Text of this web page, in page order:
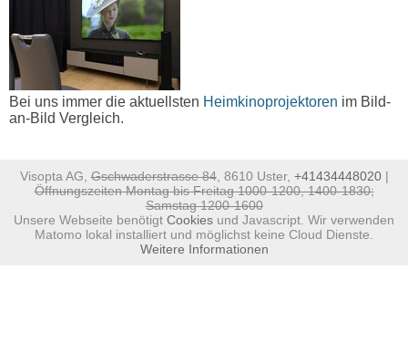
Bei uns immer die aktuellsten Heimkinoprojektoren im Bild-
an-Bild Vergleich.
Visopta AG,Gschwaderstrasse 84, 8610 Uster, +41434448020|
Öffnungszeiten Montag bis Freitag 1000-1200, 1400-1830;
Samstag 1200-1600
Unsere Webseite benötigt Cookies und Javascript. Wir verwenden
Matomo lokal installiert und möglichst keine Cloud Dienste.
Weitere Informationen